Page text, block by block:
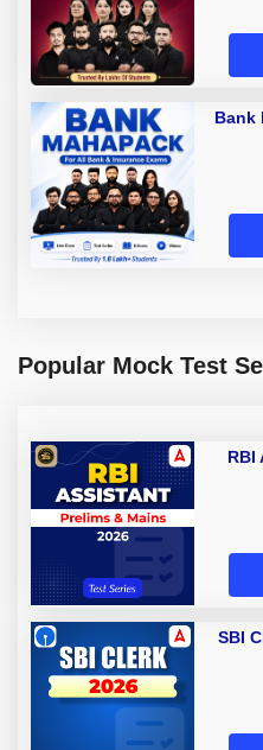
Bank
Popular Mock Test
RBI
SBI